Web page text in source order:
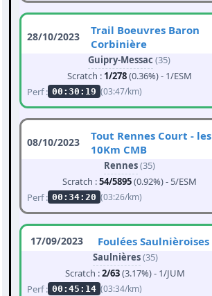
28/10/2023
Trail Boeuvres Baron
Corbinière
Guipry-Messac (35)
Scratch : 1/278(0.36%) - 1/ESM
Perf : 00:30:19 (03:47/km)
08/10/2023
Tout Rennes Court - les
10Km CMB
Rennes(35)
Scratch :54/5895(0.92%) - 5/ESM
Perf : 00:34:20 (03:26/km)
17/09/2023 Foulées Saulnièroises
Saulnières(35)
Scratch :2/63(3.17%) - 1/JUM
Perf : 00:45:14 (03:34/km)